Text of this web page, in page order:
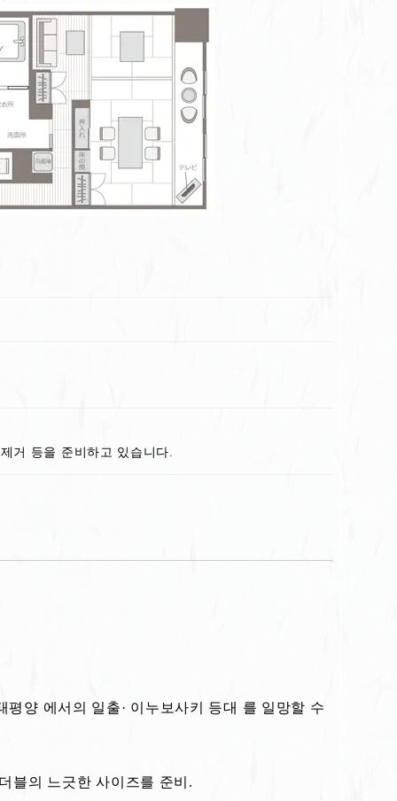
거 등을 준비하고 있습니다.
평양 에서의 일출· 이누보사키 등대 를 일망할 수
블의 느긋한 사이즈를 준비.